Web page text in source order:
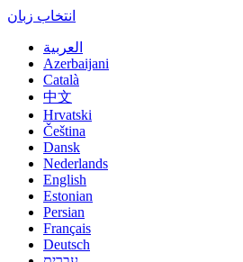
انتخاب زبان
العربية
Azerbaijani
Català
中文
Hrvatski
Čeština
Dansk
Nederlands
English
Estonian
Persian
Français
Deutsch